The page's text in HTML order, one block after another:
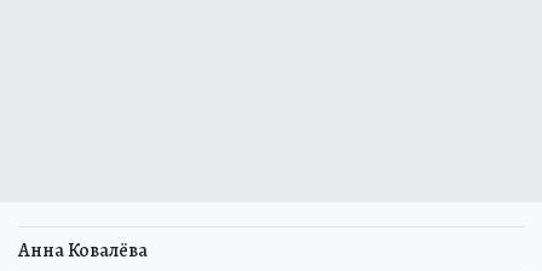
Анна Ковалёва